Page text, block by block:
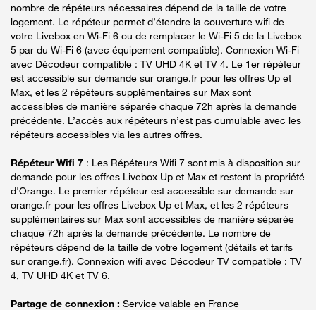
nombre de répéteurs nécessaires dépend de la taille de votre
logement. Le répéteur permet d’étendre la couverture wifi de
votre Livebox en Wi-Fi 6 ou de remplacer le Wi-Fi 5 de la Livebox
5 par du Wi-Fi 6 (avec équipement compatible). Connexion Wi-Fi
avec Décodeur compatible : TV UHD 4K et TV 4. Le 1er répéteur
est accessible sur demande sur orange.fr pour les offres Up et
Max, et les 2 répéteurs supplémentaires sur Max sont
accessibles de manière séparée chaque 72h après la demande
précédente. L’accès aux répéteurs n’est pas cumulable avec les
répéteurs accessibles via les autres offres.
Répéteur Wifi 7 : Les Répéteurs Wifi 7 sont mis à disposition sur
demande pour les offres Livebox Up et Max et restent la propriété
d'Orange. Le premier répéteur est accessible sur demande sur
orange.fr pour les offres Livebox Up et Max, et les 2 répéteurs
supplémentaires sur Max sont accessibles de manière séparée
chaque 72h après la demande précédente. Le nombre de
répéteurs dépend de la taille de votre logement (détails et tarifs
sur orange.fr). Connexion wifi avec Décodeur TV compatible : TV
4, TV UHD 4K et TV 6.
Partage de connexion : Service valable en France